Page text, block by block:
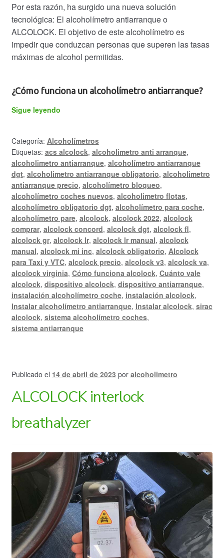
Por esta razón, ha surgido una nueva solución
tecnológica: El alcoholímetro antiarranque o
ALCOLOCK. El objetivo de este alcoholímetro es
impedir que conduzcan personas que superen las tasas
máximas de alcohol permitidas.
¿Cómo funciona un alcoholímetro antiarranque?
Sigue leyendoAlcoholímetro
Categoría: Alcoholímetros
Etiquetas: acs alcolock, alcoholimetro anti arranque,
alcoholimetro antiarranque, alcoholímetro antiarranque
dgt, alcoholimetro antiarranque obligatorio, alcoholimetro
antiarranque precio, alcoholímetro bloqueo,
alcoholímetro coches nuevos, alcoholimetro flotas,
alcoholímetro obligatorio dgt, alcoholímetro para coche,
alcoholímetro pare, alcolock, alcolock 2022, alcolock
comprar, alcolock concord, alcolock dgt, alcolock fl,
alcolock gr, alcolock lr, alcolock lr manual, alcolock
manual, alcolock mi inc, alcolock obligatorio, Alcolock
para Taxi y VTC, alcolock precio, alcolock v3, alcolock va,
alcolock virginia, Cómo funciona alcolock, Cuánto vale
alcolock, dispositivo alcolock, dispositivo antiarranque,
instalación alcoholímetro coche, instalación alcolock,
Instalar alcoholímetro antiarranque, Instalar alcolock, sirac
alcolock, sistema alcoholímetro coches,
sistema antiarranque
Publicado el 14 de abril de 2023 por alcoholimetro
ALCOLOCK interlock
breathalyzer